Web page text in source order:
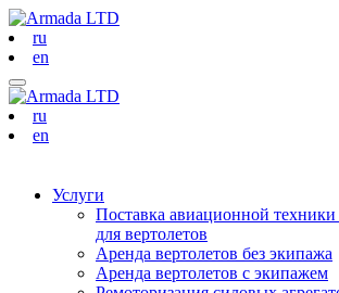
ru
en
ru
en
Услуги
Поставка авиационной техники
для вертолетов
Аренда вертолетов без экипажа
Аренда вертолетов с экипажем